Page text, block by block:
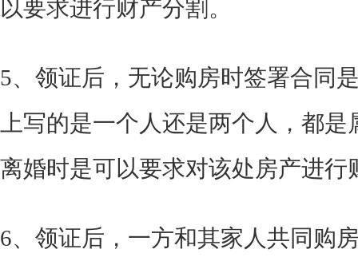
以要求进行财产分割。
5、领证后，无论购房时签署合同
上写的是一个人还是两个人，都
离婚时是可以要求对该处房产进行
6、领证后，一方和其家人共同购